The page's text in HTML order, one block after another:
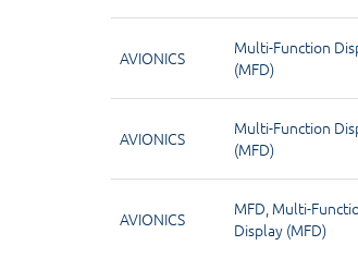
AVIONICS
Multi-Function
(MFD)
AVIONICS
Multi-Function
(MFD)
AVIONICS MFD, Multi-
Display (MFD)